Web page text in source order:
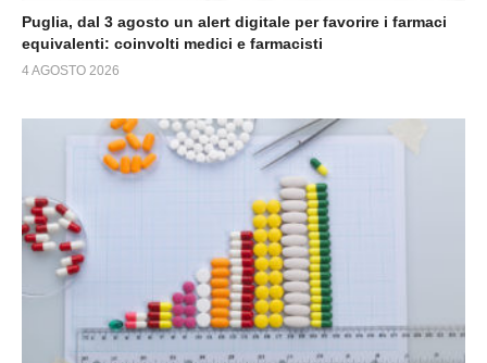
Puglia, dal 3 agosto un alert digitale per favorire i farmaci
equivalenti: coinvolti medici e farmacisti
4 AGOSTO 2026